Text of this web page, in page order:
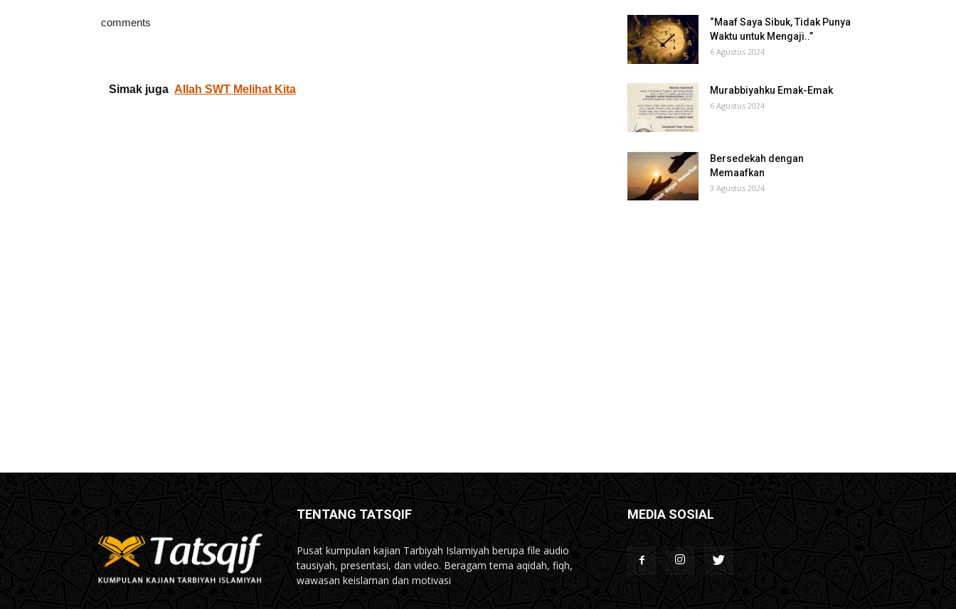
comments
Simak juga Allah SWT Melihat Kita
“Maaf Saya Sibuk, Tidak Punya
Waktu untuk Mengaji..”
6 Agustus 2024
Murabbiyahku Emak-Emak
6 Agustus 2024
Bersedekah dengan
Memaafkan
3 Agustus 2024
TENTANG TATSQIF
Pusat kumpulan kajian Tarbiyah Islamiyah berupa file audio
tausiyah, presentasi, dan video. Beragam tema aqidah, fiqh,
wawasan keislaman dan motivasi
MEDIA SOSIAL